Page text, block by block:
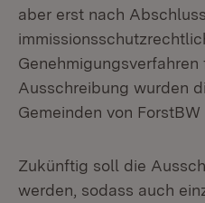
aber erst nach
Ausschreibung wurden
Gemeinden von ForstBW
Zukünftig soll die
werden, sodass auch